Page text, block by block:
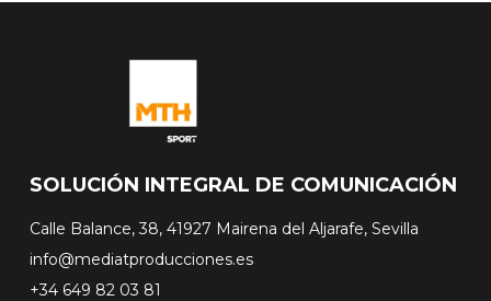
SOLUCIÓN INTEGRAL DE COMUNICACIÓN
Calle Balance, 38, 41927 Mairena del Aljarafe, Sevilla
info@mediatproducciones.es
+34 649 82 03 81